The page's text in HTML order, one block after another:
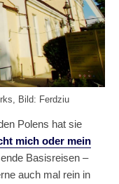
Bild: Ferdziu
Polens hat sie
mich oder mein
Basisreisen –
auch mal rein in